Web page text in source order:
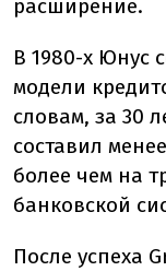
расширение.
В 1980-х Юнус
модели
словам, за 30
составил
более чем на
банковской
После успеха